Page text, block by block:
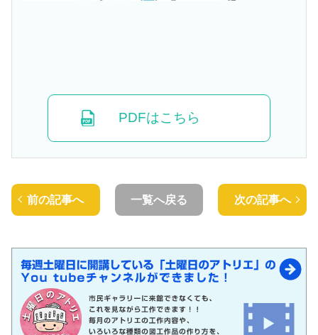
PDFはこちら
前の記事へ 一覧へ戻る 次の記事へ